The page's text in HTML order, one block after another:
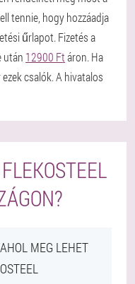
tennie, hogy hozzáadja
űrlapot. Fizetés a
után 12900 Ftáron. Ha
csalók. A hivatalos
MEG LEHET